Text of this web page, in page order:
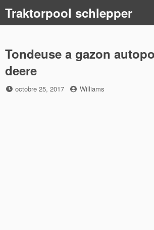
content
Traktorpool schlepper
Tondeuse a gazon
deere
Posted
octobre 25, 2017 by
Williams